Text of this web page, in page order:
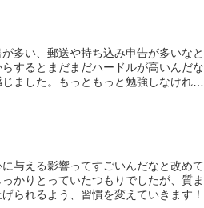
多い、郵送や持ち込み申告が多いなと
するとまだまだハードルが高いんだな
ました。もっともっと勉強しなければ
与える影響ってすごいんだなと改めて
かりとっていたつもりでしたが、質ま
られるよう、習慣を変えていきます！